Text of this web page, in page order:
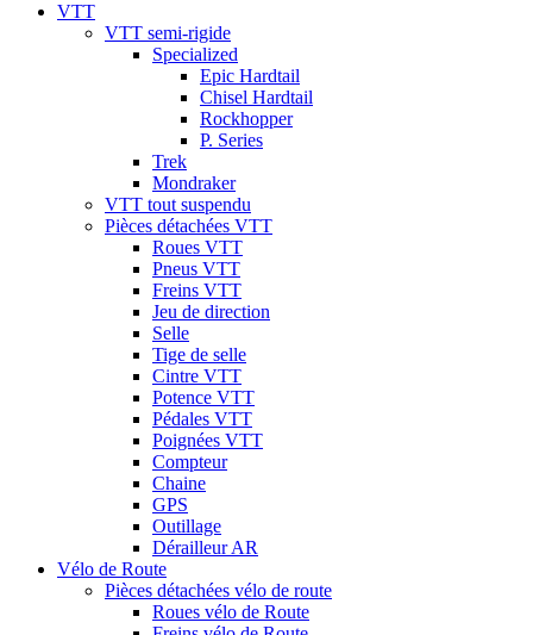
VTT
VTT semi-rigide
Specialized
Epic Hardtail
Chisel Hardtail
Rockhopper
P. Series
Trek
Mondraker
VTT tout suspendu
Pièces détachées VTT
Roues VTT
Pneus VTT
Freins VTT
Jeu de direction
Selle
Tige de selle
Cintre VTT
Potence VTT
Pédales VTT
Poignées VTT
Compteur
Chaine
GPS
Outillage
Dérailleur AR
Vélo de Route
Pièces détachées vélo de route
Roues vélo de Route